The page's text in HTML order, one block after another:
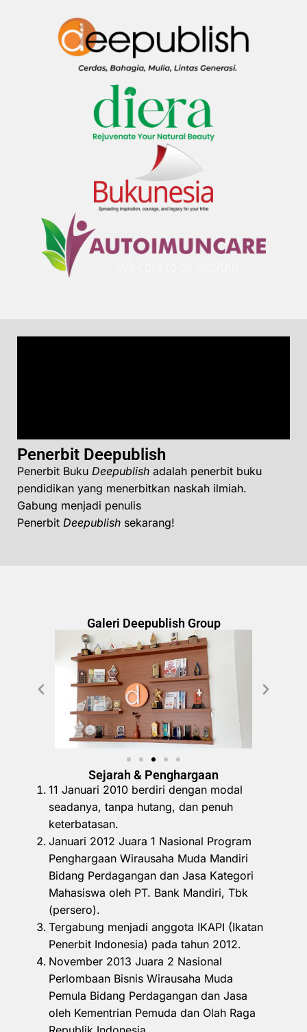
Penerbit Deepublish
Penerbit Buku Deepublish adalah penerbit buku
pendidikan yang menerbitkan naskah ilmiah.
Gabung menjadi penulis
Penerbit Deepublish sekarang!
Galeri Deepublish Group
Sejarah & Penghargaan
11 Januari 2010 berdiri dengan modal
seadanya, tanpa hutang, dan penuh
keterbatasan.
Januari 2012 Juara 1 Nasional Program
Penghargaan Wirausaha Muda Mandiri
Bidang Perdagangan dan Jasa Kategori
Mahasiswa oleh PT. Bank Mandiri, Tbk
(persero).
Tergabung menjadi anggota IKAPI (Ikatan
Penerbit Indonesia) pada tahun 2012.
November 2013 Juara 2 Nasional
Perlombaan Bisnis Wirausaha Muda
Pemula Bidang Perdagangan dan Jasa
oleh Kementrian Pemuda dan Olah Raga